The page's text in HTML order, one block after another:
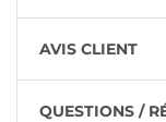
AVIS CLIENT
QUESTIONS /